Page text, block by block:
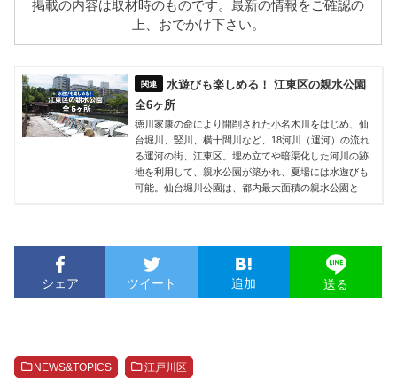
掲載の内容は取材時のものです。最新の情報をご確認の
上、おでかけ下さい。
水遊びも楽しめる！ 江東区の親水公園
全6ヶ所
徳川家康の命により開削された小名木川をはじめ、仙
台堀川、竪川、横十間川など、18河川（運河）の流れ
る運河の街、江東区。埋め立てや暗渠化した河川の跡
地を利用して、親水公園が築かれ、夏場には水遊びも
可能。仙台堀川公園は、都内最大面積の親水公園と
シェア ツイート 追加 送る
NEWS&TOPICS 江戸川区